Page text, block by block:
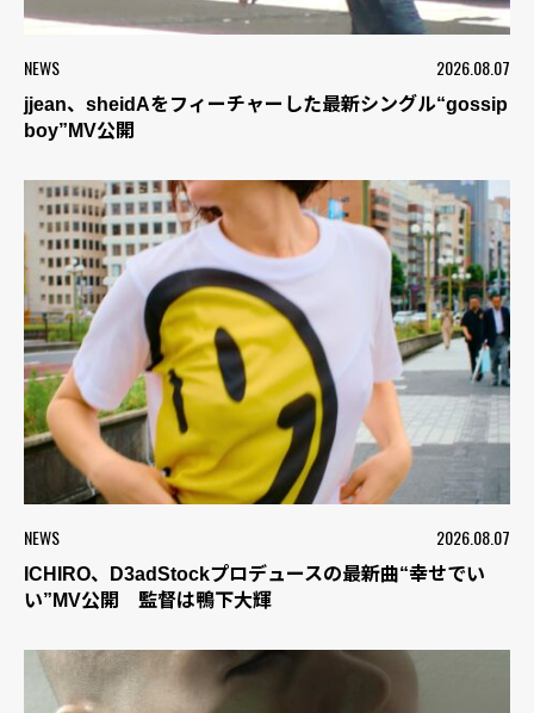
NEWS 2026.08.07
jjean、sheidAをフィーチャーした最新シングル“gossip
boy”MV公開
NEWS 2026.08.07
ICHIRO、D3adStockプロデュースの最新曲“幸せでい
い”MV公開 監督は鴨下大輝